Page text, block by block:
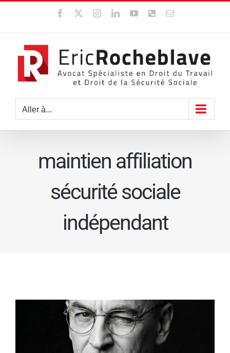
contenu
Facebook InstagramLinkedInYouTubeWhatsApp
Email
Aller à...
maintien affiliation
sécurité sociale
indépendant